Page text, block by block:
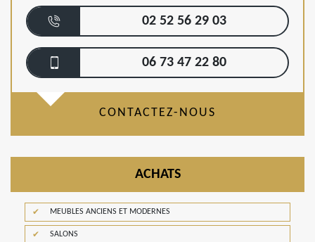
02 52 56 29 03
06 73 47 22 80
CONTACTEZ-NOUS
ACHATS
MEUBLES ANCIENS ET MODERNES
SALONS